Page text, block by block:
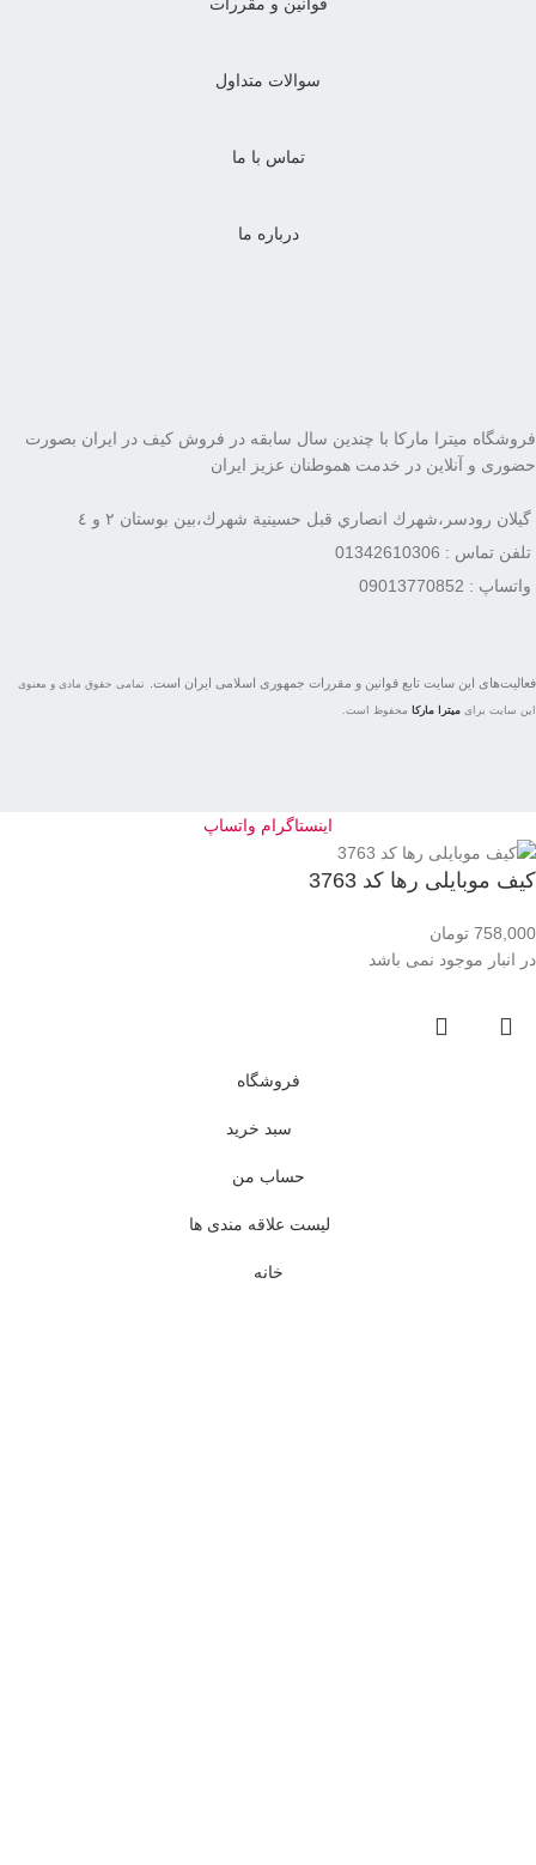
سوالات متداول
تماس با ما
درباره ما
فروشگاه میترا مارکا با چندین سال سابقه در فروش کیف در ایران بصورت
حضوری و آنلاین در خدمت هموطنان عزیز ایران
گيلان رودسر،شهرك انصاري قبل حسينية شهرك،بين بوستان ٢ و ٤
تلفن تماس : 01342610306
واتساپ : 09013770852
فعاليت‌های اين سايت تابع قوانين و مقررات جمهوری اسلامی ايران است. تمامی حقوق مادی و معنوی
این سایت برای میترا مارکا محفوظ است.
اینستاگرام واتساپ
کیف موبایلی رها کد 3763
758,000 تومان
در انبار موجود نمی باشد
فروشگاه
سبد خرید
حساب من
لیست علاقه مندی ها
خانه